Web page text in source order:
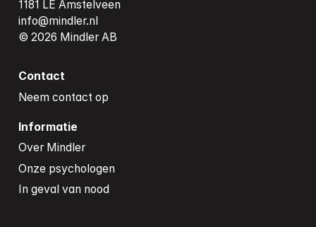
1181 LE Amstelveen
info@mindler.nl
Contact
Neem contact op
Informatie
Over Mindler
Onze psychologen
In geval van nood